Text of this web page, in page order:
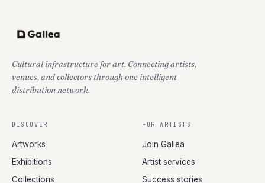
Cultural infrastructure for art. Connecting artists,
venues, and collectors through one intelligent
distribution network.
DISCOVER
Artworks
Exhibitions
Collections
FOR ARTISTS
Join Gallea
Artist services
Success stories